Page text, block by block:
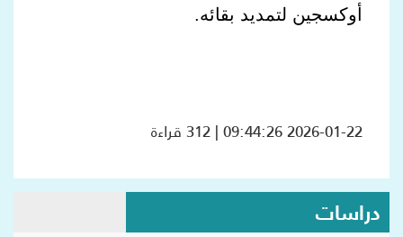
أوكسجين لتمديد بقائه.
2026-01-22 09:44:26 | 312 قراءة
دراسات